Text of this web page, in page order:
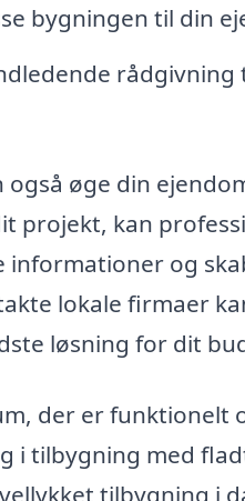
bygningen til din
også øge din
projekt, kan
og
lokale firmaer
løsning for dit
der er
i tilbygning med
tilbygning i